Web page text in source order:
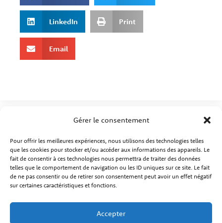
Gérer le consentement
Pour offrir les meilleures expériences, nous utilisons des technologies telles
que les cookies pour stocker et/ou accéder aux informations des appareils. Le
fait de consentir à ces technologies nous permettra de traiter des données
telles que le comportement de navigation ou les ID uniques sur ce site. Le fait
de ne pas consentir ou de retirer son consentement peut avoir un effet négatif
sur certaines caractéristiques et fonctions.
Accepter
LinkedIn Print
Email